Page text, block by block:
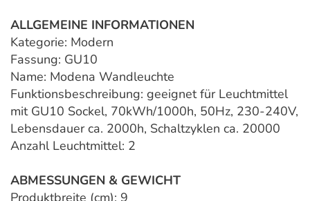
ALLGEMEINE INFORMATIONEN
Kategorie: Modern
Fassung: GU10
Name: Modena Wandleuchte
Funktionsbeschreibung: geeignet für Leuchtmittel
mit GU10 Sockel, 70kWh/1000h, 50Hz, 230-240V,
Lebensdauer ca. 2000h, Schaltzyklen ca. 20000
Anzahl Leuchtmittel: 2
ABMESSUNGEN & GEWICHT